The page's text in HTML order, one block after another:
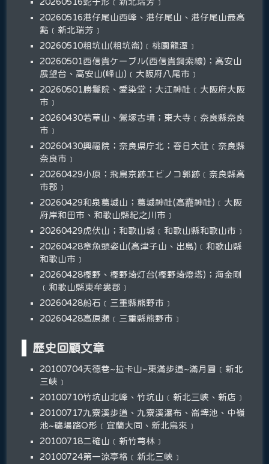
20260516港仔尾山西峰、港仔尾山、港仔尾山最高
點﹝新北瑞芳﹞
20260510粗坑山(粗坑崙)﹝桃園龍潭﹞
20260501西信貴ケーブル(西信貴鋼索線)；高安山
展望台、高安山(峰山)﹝大阪府八尾市﹞
20260501勝鬘院、愛染堂；大江神社﹝大阪府大阪
市﹞
20260430若草山、鶯塚古墳；東大寺﹝奈良縣奈良
市﹞
20260430興福院；奈良県庁北；春日大社﹝奈良縣
奈良市﹞
20260429小原；飛鳥京跡エビノコ郭跡﹝奈良縣高
市郡﹞
20260429和泉葛城山；葛城神社(高龗神社)﹝大阪
府岸和田市、和歌山縣紀之川市﹞
20260429虎伏山；和歌山城﹝和歌山縣和歌山市﹞
20260428章魚頭姿山(高津子山、出島)﹝和歌山縣
和歌山市﹞
20260428樫野、樫野埼灯台(樫野埼燈塔)；海金剛
﹝和歌山縣東牟婁郡﹞
20260428船石﹝三重縣熊野市﹞
20260428高原瀬﹝三重縣熊野市﹞
歷史回顧文章
20100704天德巷~拉卡山~東滿步道~滿月圓﹝新北
三峽﹞
20100710竹坑山北峰、竹坑山﹝新北三峽、新店﹞
20100717九寮溪步道、九寮溪瀑布、崙埤池、中嶺
池~礦場路O形﹝宜蘭大同、新北烏來﹞
20100718二確山﹝新竹芎林﹞
20100724第一涼亭格﹝新北三峽﹞